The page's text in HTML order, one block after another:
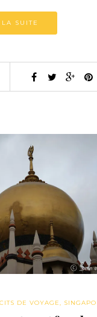
SUITE
DE VOYAGE,